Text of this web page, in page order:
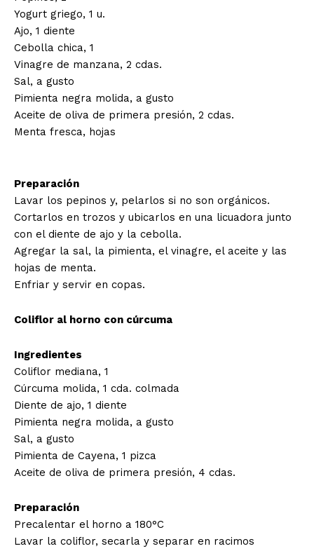
Yogurt griego, 1 u.
Ajo, 1 diente
Cebolla chica, 1
Vinagre de manzana, 2 cdas.
Sal, a gusto
Pimienta negra molida, a gusto
Aceite de oliva de primera presión, 2 cdas.
Menta fresca, hojas
Preparación
Lavar los pepinos y, pelarlos si no son orgánicos.
Cortarlos en trozos y ubicarlos en una licuadora junto
con el diente de ajo y la cebolla.
Agregar la sal, la pimienta, el vinagre, el aceite y las
hojas de menta.
Enfriar y servir en copas.
Coliflor al horno con cúrcuma
Ingredientes
Coliflor mediana, 1
Cúrcuma molida, 1 cda. colmada
Diente de ajo, 1 diente
Pimienta negra molida, a gusto
Sal, a gusto
Pimienta de Cayena, 1 pizca
Aceite de oliva de primera presión, 4 cdas.
Preparación
Precalentar el horno a 180°C
Lavar la coliflor, secarla y separar en racimos